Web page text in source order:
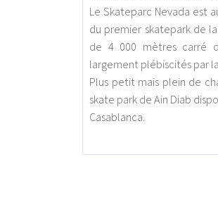
Le Skateparc Nevada est
du premier skatepark de
de 4 000 mètres carré
largement plébiscités par
Plus petit mais plein de
skate park de Ain Diab
Casablanca.